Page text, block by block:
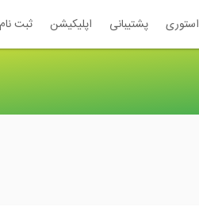
استوری پشتیبانی اپلیکیشن ثبت نام